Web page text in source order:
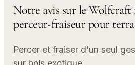
Notre avis sur le Wolfcraft
perceur-fraiseur pour
Percer et fraiser d'un seul